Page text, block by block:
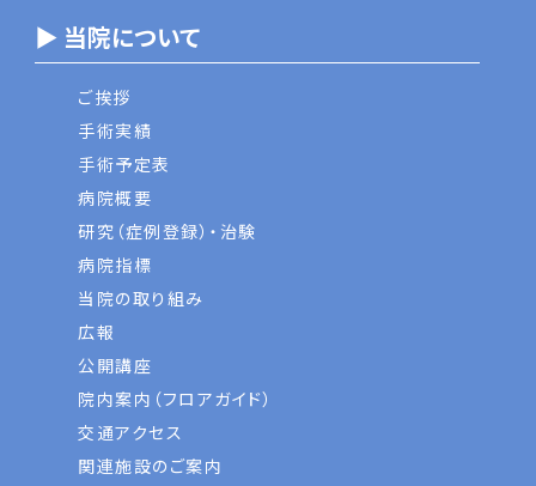
▶ 当院について
ご挨拶
手術実績
手術予定表
病院概要
研究（症例登録）・治験
病院指標
当院の取り組み
広報
公開講座
院内案内（フロアガイド）
交通アクセス
関連施設のご案内